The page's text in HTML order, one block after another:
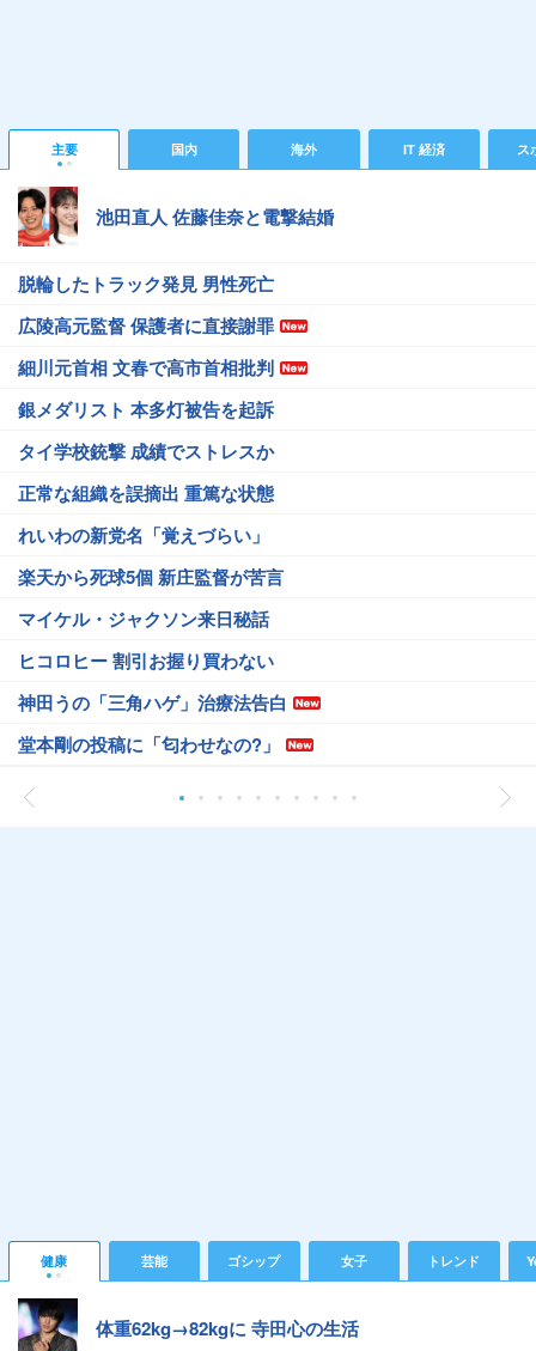
主要 国内 海外 IT 経済 ス
池田直人 佐藤佳奈と電撃結婚
脱輪したトラック発見 男性死亡
広陵高元監督 保護者に直接謝罪
細川元首相 文春で高市首相批判
銀メダリスト 本多灯被告を起訴
タイ学校銃撃 成績でストレスか
正常な組織を誤摘出 重篤な状態
れいわの新党名「覚えづらい」
楽天から死球5個 新庄監督が苦言
マイケル・ジャクソン来日秘話
ヒコロヒー 割引お握り買わない
神田うの「三角ハゲ」治療法告白
堂本剛の投稿に「匂わせなの?」
健康 芸能 ゴシップ 女子 トレンド
体重62kg→82kgに 寺田心の生活